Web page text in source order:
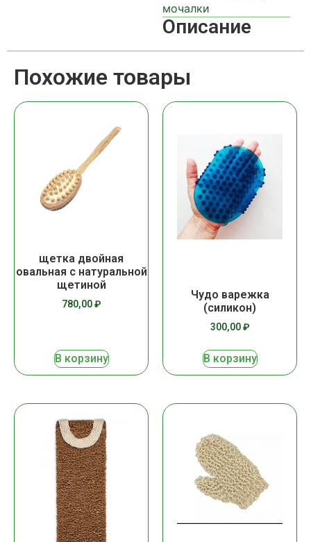
мочалки
Описание
Похожие товары
щетка двойная
овальная с натуральной
щетиной
780,00₽
В корзину
Чудо варежка
(силикон)
300,00₽
В корзину